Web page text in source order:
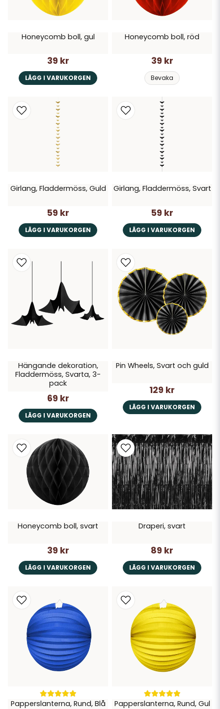
Honeycomb boll, gul
39 kr
LÄGG I VARUKORGEN
Honeycomb boll, röd
39 kr
Bevaka
Girlang, Fladdermöss, Guld
59 kr
LÄGG I VARUKORGEN
Girlang, Fladdermöss, Svart
59 kr
LÄGG I VARUKORGEN
Hängande dekoration,
Fladdermöss, Svarta, 3-
pack
69 kr
LÄGG I VARUKORGEN
Pin Wheels, Svart och guld
129 kr
LÄGG I VARUKORGEN
Honeycomb boll, svart
39 kr
LÄGG I VARUKORGEN
Draperi, svart
89 kr
LÄGG I VARUKORGEN
Papperslanterna, Rund, Blå Papperslanterna, Rund, Gul